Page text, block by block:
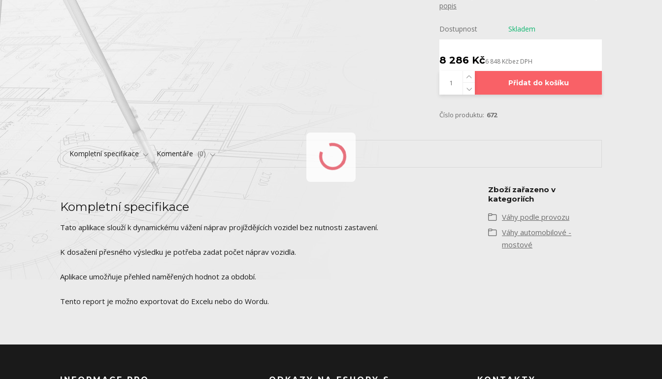
popis
Dostupnost Skladem
8 286 Kč6 848 Kčbez DPH
Přidat do košíku
Číslo produktu: 672
Kompletní specifikace Komentáře 0
Kompletní specifikace
Tato aplikace slouží k dynamickému vážení náprav projíždějících vozidel bez nutnosti zastavení.
K dosažení přesného výsledku je potřeba zadat počet náprav vozidla.
Aplikace umožňuje přehled naměřených hodnot za období.
Tento report je možno exportovat do Excelu nebo do Wordu.
Zboží zařazeno v
kategoriích
Váhy podle provozu
Váhy automobilové -
mostové